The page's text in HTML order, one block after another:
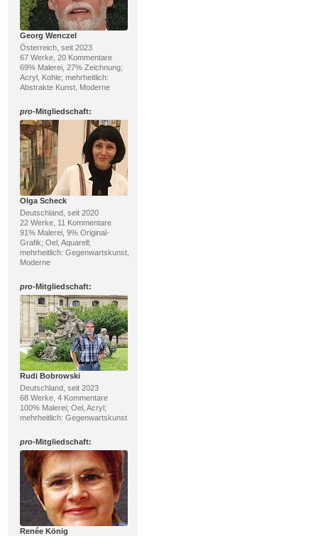
Georg Wenczel
Österreich, seit 2023
67 Werke, 20 Kommentare
69% Malerei, 27% Zeichnung;
Acryl, Kohle; mehrheitlich:
Abstrakte Kunst, Moderne
pro-Mitgliedschaft:
Olga Scheck
Deutschland, seit 2020
22 Werke, 11 Kommentare
91% Malerei, 9% Original-
Grafik; Oel, Aquarell;
mehrheitlich: Gegenwartskunst,
Moderne
pro-Mitgliedschaft:
Rudi Bobrowski
Deutschland, seit 2023
68 Werke, 4 Kommentare
100% Malerei; Oel, Acryl;
mehrheitlich: Gegenwartskunst
pro-Mitgliedschaft:
Renée König